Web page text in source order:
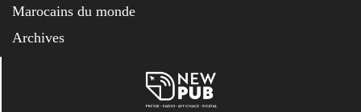
Marocains du monde
Archives